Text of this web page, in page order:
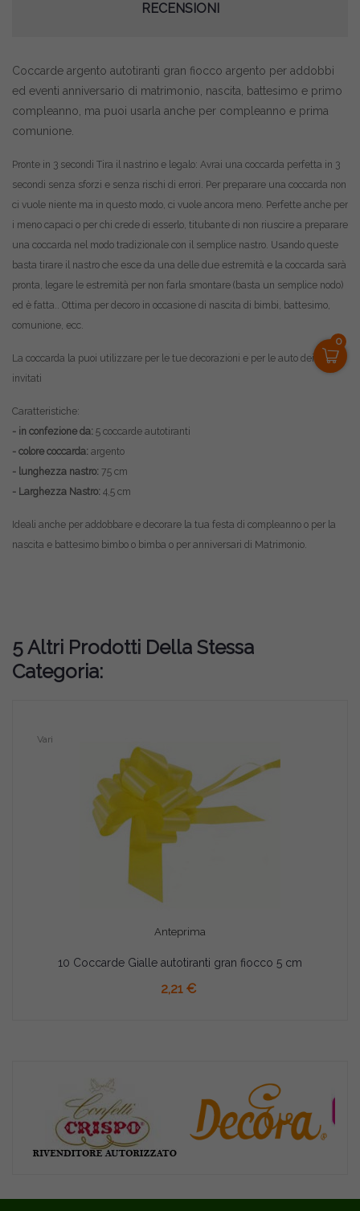
0
RECENSIONI
Coccarde argento autotiranti gran fiocco argento per addobbi
ed eventi anniversario di matrimonio, nascita, battesimo e primo
compleanno, ma puoi usarla anche per compleanno e prima
comunione.
Pronte in 3 secondi Tira il nastrino e legalo: Avrai una coccarda perfetta in 3
secondi senza sforzi e senza rischi di errori. Per preparare una coccarda non
ci vuole niente ma in questo modo, ci vuole ancora meno. Perfette anche per
i meno capaci o per chi crede di esserlo, titubante di non riuscire a preparare
una coccarda nel modo tradizionale con il semplice nastro. Usando queste
basta tirare il nastro che esce da una delle due estremità e la coccarda sarà
pronta, legare le estremità per non farla smontare (basta un semplice nodo)
ed è fatta.. Ottima per decoro in occasione di nascita di bimbi, battesimo,
comunione, ecc.
La coccarda la puoi utilizzare per le tue decorazioni e per le auto dei tuoi
invitati
Caratteristiche:
- in confezione da: 5 coccarde autotiranti
- colore coccarda: argento
- lunghezza nastro: 75 cm
- Larghezza Nastro: 4,5 cm
Ideali anche per addobbare e decorare la tua festa di compleanno o per la
nascita e battesimo bimbo o bimba o per anniversari di Matrimonio.
5 Altri Prodotti Della Stessa
Categoria:
Anteprima
Vari
10 Coccarde Gialle autotiranti gran fiocco 5 cm
2,21 €